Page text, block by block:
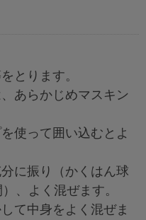
とります。
あらかじめマスキン
使って囲い込むとよ
に振り（かくはん球
、よく混ぜます。
て中身をよく混ぜま